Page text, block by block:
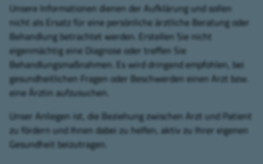
Unsere Informationen dienen der Aufklärung und sollen
nicht als Ersatz für eine persönliche ärztliche Beratung oder
Behandlung betrachtet werden. Erstellen Sie nicht
eigenmächtig eine Diagnose oder treffen Sie
Behandlungsmaßnahmen. Es wird dringend empfohlen, bei
gesundheitlichen Fragen oder Beschwerden einen Arzt bzw.
eine Ärztin aufzusuchen.
Unser Anliegen ist, die Beziehung zwischen Arzt und Patient
zu fördern und Ihnen dabei zu helfen, aktiv zu Ihrer eigenen
Gesundheit beizutragen.